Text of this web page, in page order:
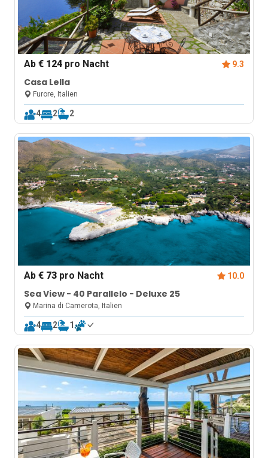
Ab€ 124 pro Nacht 9.3
Casa Lella
Furore, Italien
4 2 2
Ab€ 73 pro Nacht 10.0
Sea View - 40 Parallelo - Deluxe 25
Marina di Camerota, Italien
4 2 1